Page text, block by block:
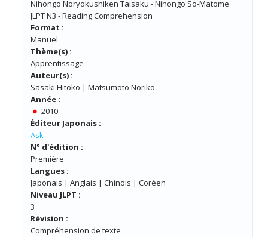
Nihongo Noryokushiken Taisaku - Nihongo So-Matome
JLPT N3 - Reading Comprehension
Format :
Manuel
Thème(s) :
Apprentissage
Auteur(s) :
Sasaki Hitoko | Matsumoto Noriko
Année :
2010
Éditeur Japonais :
Ask
N° d'édition :
Première
Langues :
Japonais | Anglais | Chinois | Coréen
Niveau JLPT :
3
Révision :
Compréhension de texte